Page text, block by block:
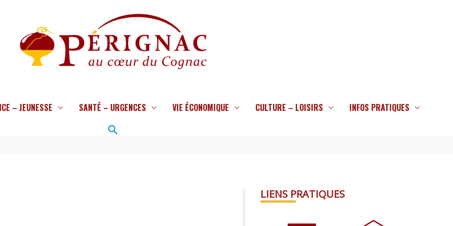
– JEUNESSE SANTÉ – URGENCES VIE ÉCONOMIQUE CULTURE – LOISIRS INFOS PRATIQUES
Rechercher
LIENS PRATIQUES